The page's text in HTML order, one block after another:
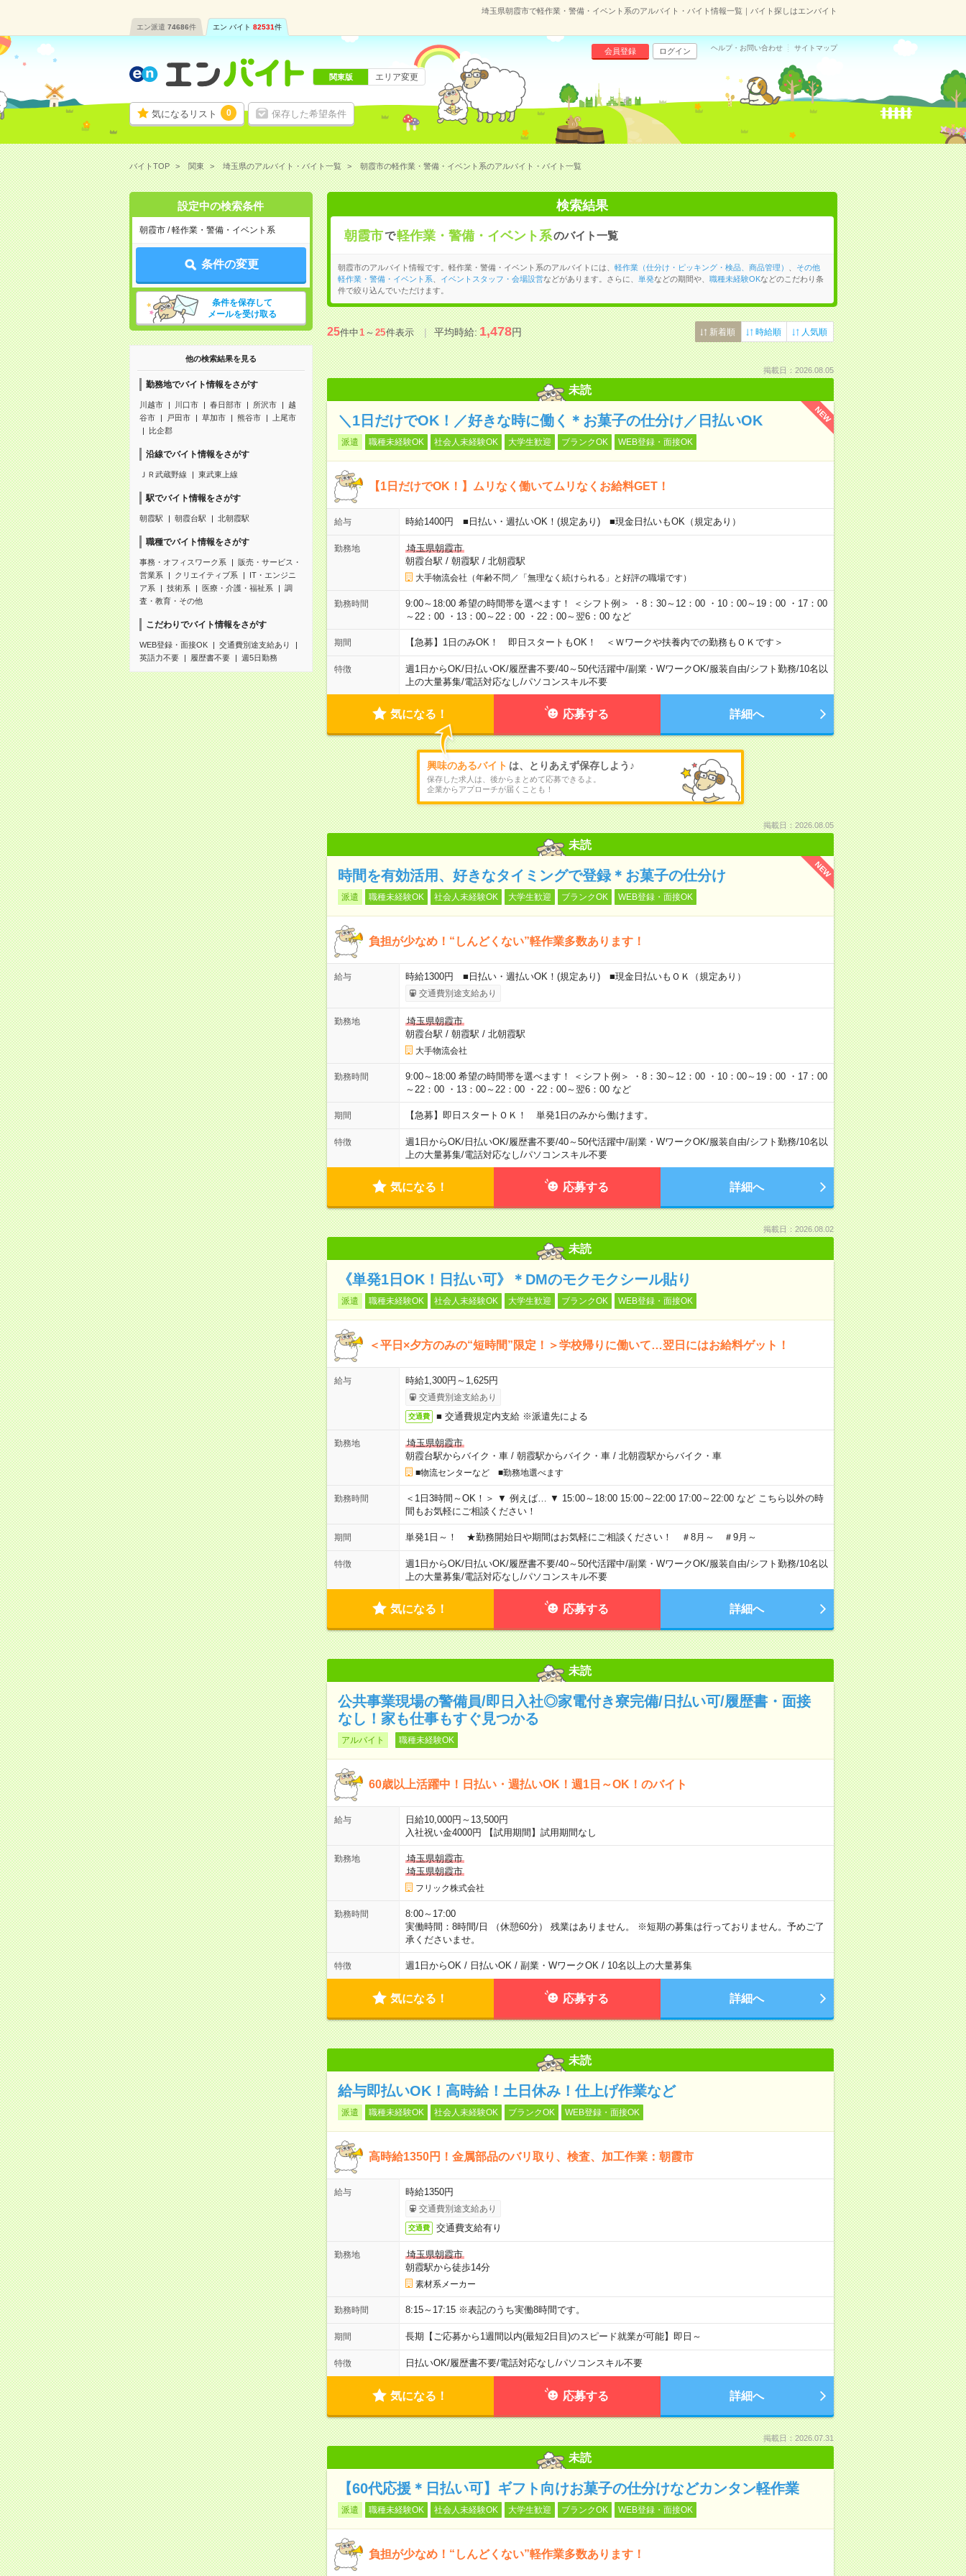
埼玉県朝霞市で軽作業・警備・イベント系のアルバイト・バイト情報一覧｜バイト探しはエンバイト
エン派遣 74686件 エン バイト 82531件
気になるリスト 0 保存した希望条件
会員登録 ログイン ヘルプ・お問い合わせ サイトマップ
関東版 エリア変更
バイトTOP 関東 埼玉県のアルバイト・バイト一覧 朝霞市の軽作業・警備・イベント系のアルバイト・バイト一覧
設定中の検索条件
朝霞市 / 軽作業・警備・イベント系
条件の変更
条件を保存して
メールを受け取る
他の検索結果を見る
勤務地でバイト情報をさがす
川越市 川口市 春日部市 所沢市
越
谷市
戸田市 草加市 熊谷市
上尾市
比企郡
沿線でバイト情報をさがす
ＪＲ武蔵野線 東武東上線
駅でバイト情報をさがす
朝霞駅 朝霞台駅 北朝霞駅
職種でバイト情報をさがす
事務・オフィスワーク系
販売・サービス・
営業系
クリエイティブ系
IT・エンジニ
ア系
技術系 医療・介護・福祉系
調
査・教育・その他
こだわりでバイト情報をさがす
WEB登録・面接OK
交通費別途支給あり
英語力不要
履歴書不要 週5日勤務
検索結果
朝霞市で軽作業・警備・イベント系のバイト一覧
朝霞市のアルバイト情報です。軽作業・警備・イベント系のアルバイトには、 軽作業（仕分け・ピッキング・検品、商品管理）
その他
軽作業・警備・イベント系
イベントスタッフ・会場設営などがあります。さらに、 単発などの期間や、 職種未経験OKなどのこだわり条
件で絞り込んでいただけます。
25件中1～25件表示 平均時給:1,478円 新着順 時給順 人気順
掲載日：2026.08.05
未読
NEW
＼1日だけでOK！／好きな時に働く＊お菓子の仕分け／日払いOK
派遣 職種未経験OK 社会人未経験OK 大学生歓迎 ブランクOK WEB登録・面接OK
【1日だけでOK！】ムリなく働いてムリなくお給料GET！
給与 時給1400円 ■日払い・週払いOK！(規定あり) ■現金日払いもOK（規定あり）
勤務地
埼玉県朝霞市
朝霞台駅 / 朝霞駅 / 北朝霞駅
大手物流会社（年齢不問／「無理なく続けられる」と好評の職場です）
勤務時間
9:00～18:00 希望の時間帯を選べます！ ＜シフト例＞ ・8：30～12：00 ・10：00～19：00 ・17：00
～22：00 ・13：00～22：00 ・22：00～翌6：00 など
期間 【急募】1日のみOK！ 即日スタートもOK！ ＜Ｗワークや扶養内での勤務もＯＫです＞
特徴 週1日からOK/日払いOK/履歴書不要/40～50代活躍中/副業・WワークOK/服装自由/シフト勤務/10名以
上の大量募集/電話対応なし/パソコンスキル不要
気になる！ 応募する 詳細へ
興味のあるバイト は、とりあえず保存しよう♪
保存した求人は、後からまとめて応募できるよ。
企業からアプローチが届くことも！
掲載日：2026.08.05
未読
NEW
時間を有効活用、好きなタイミングで登録＊お菓子の仕分け
派遣 職種未経験OK 社会人未経験OK 大学生歓迎 ブランクOK WEB登録・面接OK
負担が少なめ！“しんどくない”軽作業多数あります！
給与 時給1300円 ■日払い・週払いOK！(規定あり) ■現金日払いもＯＫ（規定あり）
交通費別途支給あり
勤務地
埼玉県朝霞市
朝霞台駅 / 朝霞駅 / 北朝霞駅
大手物流会社
勤務時間
9:00～18:00 希望の時間帯を選べます！ ＜シフト例＞ ・8：30～12：00 ・10：00～19：00 ・17：00
～22：00 ・13：00～22：00 ・22：00～翌6：00 など
期間 【急募】即日スタートＯＫ！ 単発1日のみから働けます。
特徴 週1日からOK/日払いOK/履歴書不要/40～50代活躍中/副業・WワークOK/服装自由/シフト勤務/10名以
上の大量募集/電話対応なし/パソコンスキル不要
気になる！ 応募する 詳細へ
掲載日：2026.08.02
未読
《単発1日OK！日払い可》＊DMのモクモクシール貼り
派遣 職種未経験OK 社会人未経験OK 大学生歓迎 ブランクOK WEB登録・面接OK
＜平日×夕方のみの“短時間”限定！＞学校帰りに働いて…翌日にはお給料ゲット！
給与 時給1,300円～1,625円
交通費別途支給あり
交通費 ■ 交通費規定内支給 ※派遣先による
勤務地
埼玉県朝霞市
朝霞台駅からバイク・車/ 朝霞駅からバイク・車/ 北朝霞駅からバイク・車
■物流センターなど ■勤務地選べます
勤務時間
＜1日3時間～OK！＞ ▼ 例えば… ▼ 15:00～18:00 15:00～22:00 17:00～22:00 など こちら以外の時
間もお気軽にご相談ください！
期間 単発1日～！ ★勤務開始日や期間はお気軽にご相談ください！ ＃8月～ ＃9月～
特徴 週1日からOK/日払いOK/履歴書不要/40～50代活躍中/副業・WワークOK/服装自由/シフト勤務/10名以
上の大量募集/電話対応なし/パソコンスキル不要
気になる！ 応募する 詳細へ
未読
公共事業現場の警備員/即日入社◎家電付き寮完備/日払い可/履歴書・面接
なし！家も仕事もすぐ見つかる
アルバイト 職種未経験OK
60歳以上活躍中！日払い・週払いOK！週1日～OK！のバイト
給与
日給10,000円～13,500円
入社祝い金4000円 【試用期間】試用期間なし
勤務地
埼玉県朝霞市
埼玉県朝霞市
フリック株式会社
勤務時間
8:00～17:00
実働時間：8時間/日 （休憩60分） 残業はありません。 ※短期の募集は行っておりません。予めご了
承くださいませ。
特徴 週1日からOK / 日払いOK / 副業・WワークOK / 10名以上の大量募集
気になる！ 応募する 詳細へ
未読
給与即払いOK！高時給！土日休み！仕上げ作業など
派遣 職種未経験OK 社会人未経験OK ブランクOK WEB登録・面接OK
高時給1350円！金属部品のバリ取り、検査、加工作業：朝霞市
給与 時給1350円
交通費別途支給あり
交通費 交通費支給有り
勤務地
埼玉県朝霞市
朝霞駅から徒歩14分
素材系メーカー
勤務時間 8:15～17:15 ※表記のうち実働8時間です。
期間 長期【ご応募から1週間以内(最短2日目)のスピード就業が可能】即日～
特徴 日払いOK/履歴書不要/電話対応なし/パソコンスキル不要
気になる！ 応募する 詳細へ
掲載日：2026.07.31
未読
【60代応援＊日払い可】ギフト向けお菓子の仕分けなどカンタン軽作業
派遣 職種未経験OK 社会人未経験OK 大学生歓迎 ブランクOK WEB登録・面接OK
負担が少なめ！“しんどくない”軽作業多数あります！